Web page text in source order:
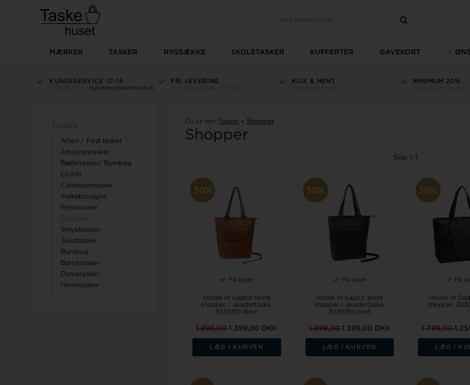
MÆRKER TASKER RYGSÆKKE SKOLETASKER KUFFERTER GAVEKORT
KUNDESERVICE 10-16
Nykobing@taskehuset.dk
FRI LEVERING KLIK & HENT MINIMUM 20%
TASKER
Aften / Fest tasker
Arbejdestasker
Bæltetasker/ Bumbag
Clutch
Computertasker
Indkøbsvogne
Rejsetasker
Shopper
Smykkeskrin
Toilettasker
Bumbag
Børnetasker
Dametasker
Herretasker
Du er her: Tasker » Shopper
Shopper
Side 1/1
30%
På lager
House of Sajaco skind
shopper / skuldertaske,
3030150-Brun
1.999,001.399,00 DKK
LÆG I KURVEN
30%
På lager
House of Sajaco skind
shopper / skuldertaske,
3030150-Sort
1.999,001.399,00 DKK
LÆG I KURVEN
30%
På
House of
shopper,
1.799,00
LÆG I